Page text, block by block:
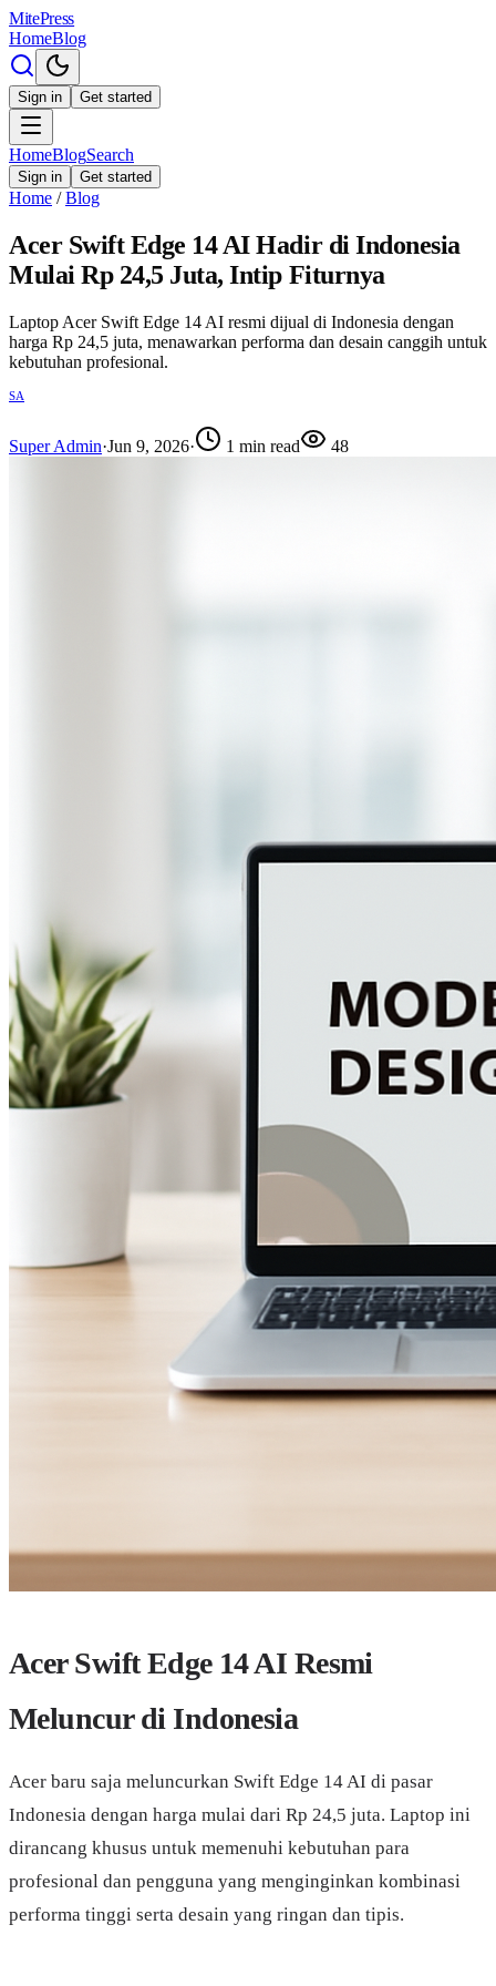
MitePress
HomeBlog
Sign in Get started
HomeBlogSearch
Sign in Get started
Home / Blog
Acer Swift Edge 14 AI Hadir di Indonesia
Mulai Rp 24,5 Juta, Intip Fiturnya
Laptop Acer Swift Edge 14 AI resmi dijual di Indonesia dengan
harga Rp 24,5 juta, menawarkan performa dan desain canggih untuk
kebutuhan profesional.
SA
Super Admin·Jun 9, 2026· 1 min read 48
Acer Swift Edge 14 AI Resmi
Meluncur di Indonesia
Acer baru saja meluncurkan Swift Edge 14 AI di pasar
Indonesia dengan harga mulai dari Rp 24,5 juta. Laptop ini
dirancang khusus untuk memenuhi kebutuhan para
profesional dan pengguna yang menginginkan kombinasi
performa tinggi serta desain yang ringan dan tipis.